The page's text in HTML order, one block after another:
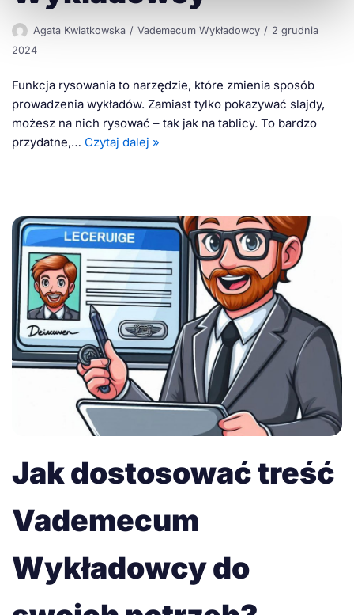
Agata Kwiatkowska Vademecum Wykładowcy
2 grudnia
2024
Funkcja rysowania to narzędzie, które zmienia sposób
prowadzenia wykładów. Zamiast tylko pokazywać slajdy,
możesz na nich rysować – tak jak na tablicy. To bardzo
przydatne,… Czytaj dalej »
Jak dostosować treść
Vademecum
Wykładowcy do